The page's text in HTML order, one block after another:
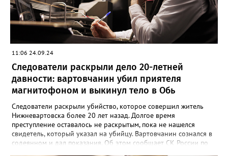
11:06 24.09.24
Следователи раскрыли дело 20-летней
давности: вартовчанин убил приятеля
магнитофоном и выкинул тело в Обь
Следователи раскрыли убийство, которое совершил житель
Нижневартовска более 20 лет назад. Долгое время
преступление оставалось не раскрытым, пока не нашелся
свидетель, который указал на убийцу. Вартовчанин сознался в
содеянном и дал показания. Об этом сообщает СК России по